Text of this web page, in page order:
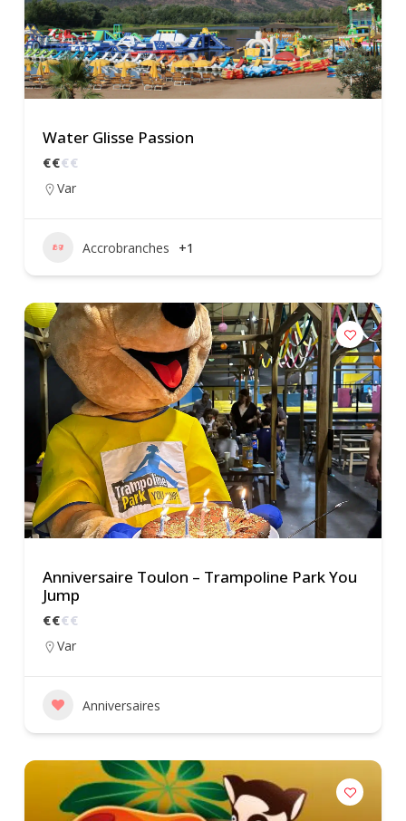
Water Glisse Passion
€€€€
Var
Accrobranches +1
Anniversaire Toulon – Trampoline Park You
Jump
€€€€
Var
Anniversaires